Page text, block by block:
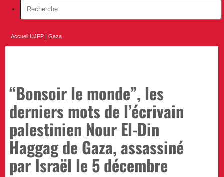
Accueil UJFP |Gaza
“Bonsoir le monde”, les
derniers mots de l’écrivain
palestinien Nour El-Din
Haggag de Gaza, assassiné
par Israël le 5 décembre